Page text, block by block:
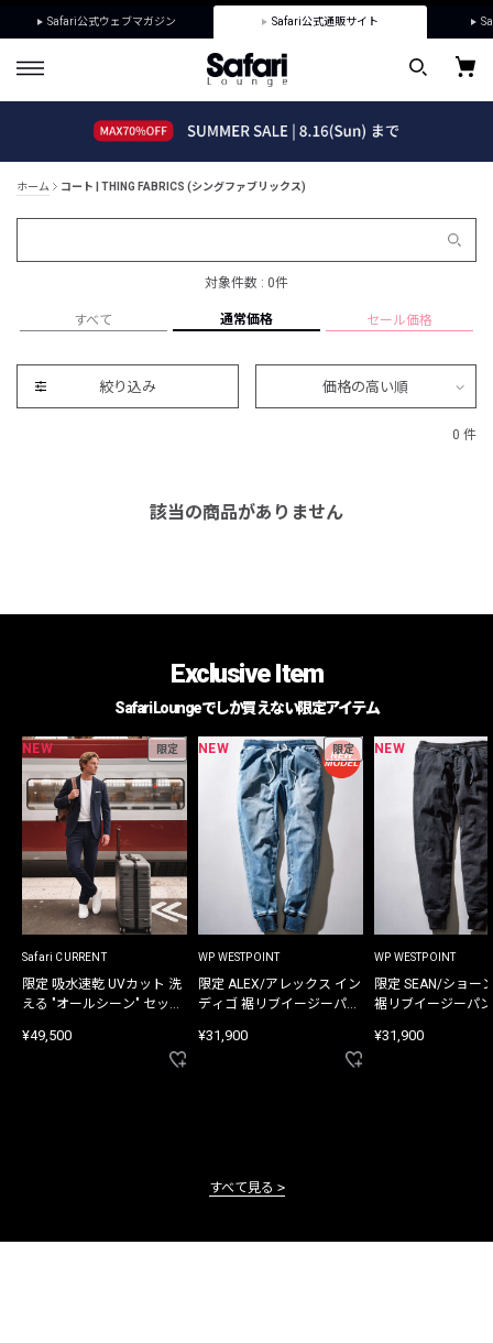
Safari公式ウェブマガジン Safari公式通販サイト
ホーム コート | THING FABRICS (シングファブリックス)
対象件数 : 0件
すべて 通常価格 セール価格
絞り込み 価格の高い順
0 件
該当の商品がありません
Exclusive Item
Safari Loungeでしか買えない限定アイテム
NEW 限定
Safari CURRENT
限定 吸水速乾 UVカット 洗
える "オールシーン" セット
¥49,500
NEW 限定
WP WESTPOINT
限定 ALEX/アレックス イン
ディゴ 裾リブイージーパン
¥31,900
NEW
WP WESTPOINT
限定 SEAN/ショー
裾リブイージーパ
¥31,900
すべて見る